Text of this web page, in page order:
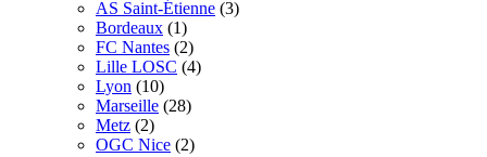
AS Saint-Étienne (3)
Bordeaux (1)
FC Nantes (2)
Lille LOSC (4)
Lyon (10)
Marseille (28)
Metz (2)
OGC Nice (2)